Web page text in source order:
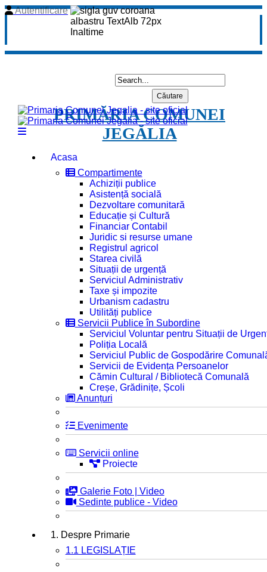
Autentificare
PRIMĂRIA COMUNEI
JEGĂLIA
Acasa
Compartimente
Achiziții publice
Asistență socială
Dezvoltare comunitară
Educație și Cultură
Financiar Contabil
Juridic si resurse umane
Registrul agricol
Starea civilă
Situații de urgență
Serviciul Administrativ
Taxe și impozite
Urbanism cadastru
Utilități publice
Servicii Publice în Subordine
Serviciul Voluntar pentru Situații de
Poliția Locală
Serviciul Public de Gospodărire
Servicii de Evidența Persoanelor
Cămin Cultural / Bibliotecă Comunală
Creșe, Grădinițe, Școli
Anunțuri
Evenimente
Servicii online
Proiecte
Galerie Foto | Video
Sedinte publice - Video
1. Despre Primarie
1.1 LEGISLAȚIE